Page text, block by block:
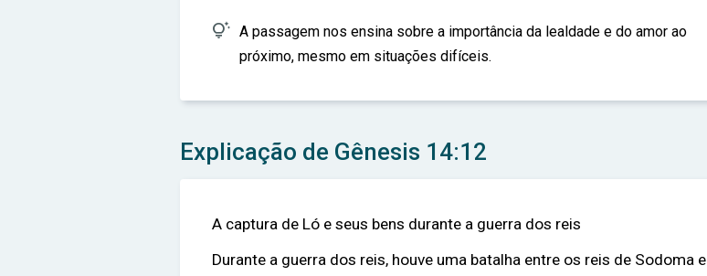
 A passagem nos ensina sobre a importância da lealdade e do amor ao
próximo, mesmo em situações difíceis.
Explicação de Gênesis 14:12
A captura de Ló e seus bens durante a guerra dos reis
Durante a guerra dos reis, houve uma batalha entre os reis de Sodoma e